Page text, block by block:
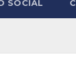
SOCIAL